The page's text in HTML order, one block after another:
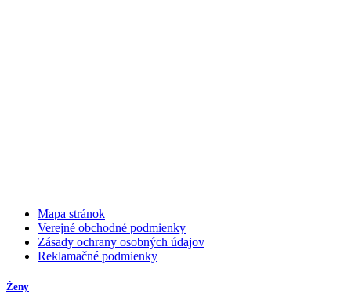
Mapa stránok
Verejné obchodné podmienky
Zásady ochrany osobných údajov
Reklamačné podmienky
Ženy